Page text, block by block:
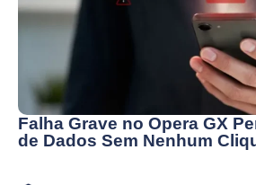
Falha Grave no Opera GX
de Dados Sem Nenhum